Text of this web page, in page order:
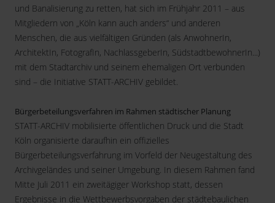
und Banalisierung zu retten, hat sich im Frühjahr 2011 – aus
Mitgliedern von „Köln kann auch anders“ und anderen
Menschen, die aus vielfältigen Gründen (als AnwohnerIn,
ArchitektIn, FotografIn, NachlassgeberIn, SüdstadtbewohnerIn...)
mit dem Stadtarchiv und seinem ehemaligen Ort verbunden
sind – die Initiative STATT-ARCHIV gebildet.
Bürgerbeteilungsverfahren im Rahmen städtischer Planung
STATT-ARCHIV mobilisierte öffentlichen Druck und die Stadt
Köln organisierte daraufhin ein offizielles
Bürgerbeteilungsverfahrung im Vorfeld der Neugestaltung des
Archivgeländes und seiner Umgebung. In diesem Rahmen fand
Mitte Juli 2011 ein zweitägiger Workshop statt, dessen
Ergebnisse in die Wettbewerbsvorgaben der städtebaulichen